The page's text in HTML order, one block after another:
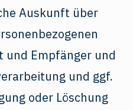
Auskunft über
und Empfänger und
und ggf.
oder Löschung